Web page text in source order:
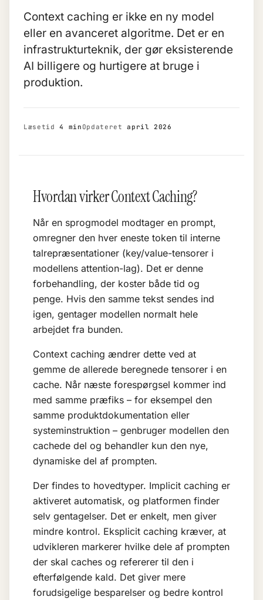
Context caching er ikke en ny model
eller en avanceret algoritme. Det er en
infrastrukturteknik, der gør eksisterende
AI billigere og hurtigere at bruge i
produktion.
Læsetid4 min Opdateretapril 2026
Hvordan virker Context Caching?
Når en sprogmodel modtager en prompt,
omregner den hver eneste token til interne
talrepræsentationer (key/value-tensorer i
modellens attention-lag). Det er denne
forbehandling, der koster både tid og
penge. Hvis den samme tekst sendes ind
igen, gentager modellen normalt hele
arbejdet fra bunden.
Context caching ændrer dette ved at
gemme de allerede beregnede tensorer i en
cache. Når næste forespørgsel kommer ind
med samme præfiks – for eksempel den
samme produktdokumentation eller
systeminstruktion – genbruger modellen den
cachede del og behandler kun den nye,
dynamiske del af prompten.
Der findes to hovedtyper. Implicit caching er
aktiveret automatisk, og platformen finder
selv gentagelser. Det er enkelt, men giver
mindre kontrol. Eksplicit caching kræver, at
udvikleren markerer hvilke dele af prompten
der skal caches og refererer til den i
efterfølgende kald. Det giver mere
forudsigelige besparelser og bedre kontrol